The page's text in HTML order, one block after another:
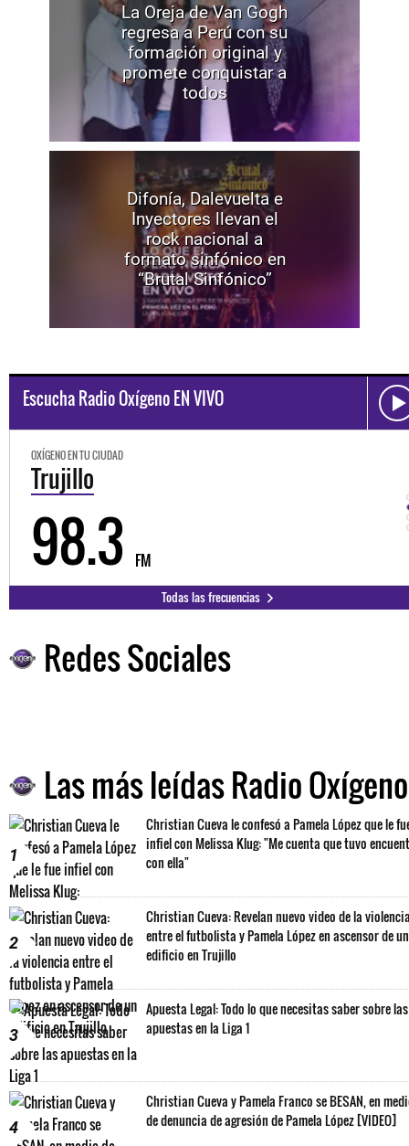
La Oreja de Van Gogh
regresa a Perú con su
formación original y
promete conquistar a
todos
Difonía, Dalevuelta e
Inyectores llevan el
rock nacional a
formato sinfónico en
“Brutal Sinfónico”
Escucha Radio Oxígeno EN VIVO
OXÍGENO EN TU CIUDAD
Trujillo
98.3 FM
Todas las frecuencias
Redes Sociales
Las más leídas Radio Oxígeno
1
Christian Cueva le confesó a Pamela López que le
infiel con Melissa Klug: "Me cuenta que tuvo
con ella"
2
Christian Cueva: Revelan nuevo video de la
entre el futbolista y Pamela López en ascensor de un
edificio en Trujillo
3
Apuesta Legal: Todo lo que necesitas saber sobre las
apuestas en la Liga 1
4
Christian Cueva y Pamela Franco se BESAN, en
de denuncia de agresión de Pamela López [VIDEO]